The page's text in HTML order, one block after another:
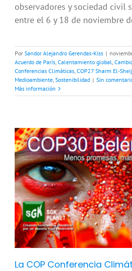
observadores y sociedad civil
entre el 6 y 18 de noviembre
Por Sandor Alejandro Gerendas-Kiss |
Acuerdo de París, Calentamiento global,
Conferencias Climáticas, COP27 Sharm El-
Medioambiente, Sostenibilidad | Sin
Más información
La COP Conferencia